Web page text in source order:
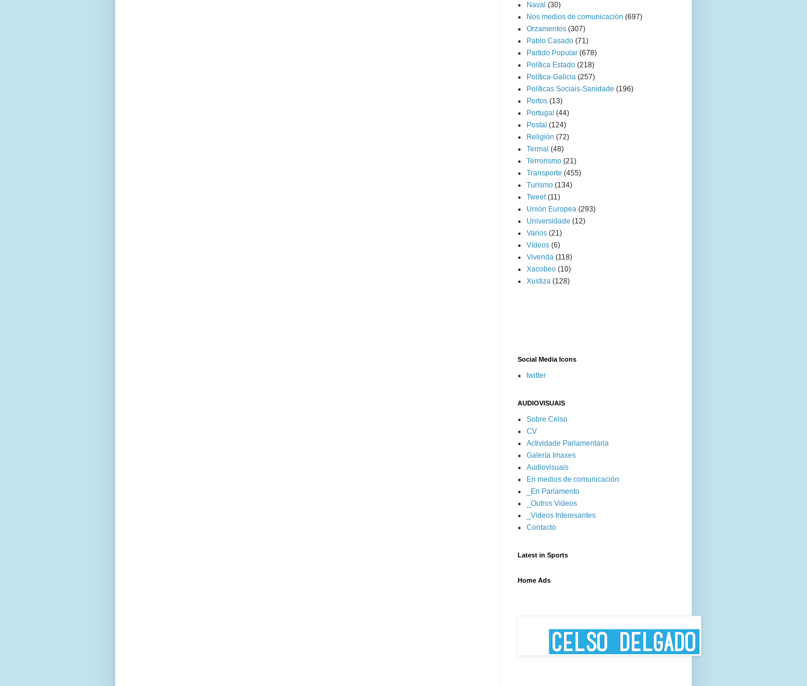
Naval (30)
Nos medios de comunicación (697)
Orzamentos (307)
Pablo Casado (71)
Partido Popular (678)
Política Estado (218)
Política-Galicia (257)
Políticas Sociais-Sanidade (196)
Portos (13)
Portugal (44)
Postal (124)
Religión (72)
Termal (48)
Terrorismo (21)
Transporte (455)
Turismo (134)
Tweet (11)
Unión Europea (293)
Universidade (12)
Varios (21)
Vídeos (6)
Vivenda (118)
Xacobeo (10)
Xustiza (128)
Social Media Icons
twitter
AUDIOVISUAIS
Sobre Celso
CV
Actividade Parlamentaria
Galería Imaxes
Audiovisuais
En medios de comunicación
_En Parlamento
_Outros Videos
_Videos Interesantes
Contacto
Latest in Sports
Home Ads